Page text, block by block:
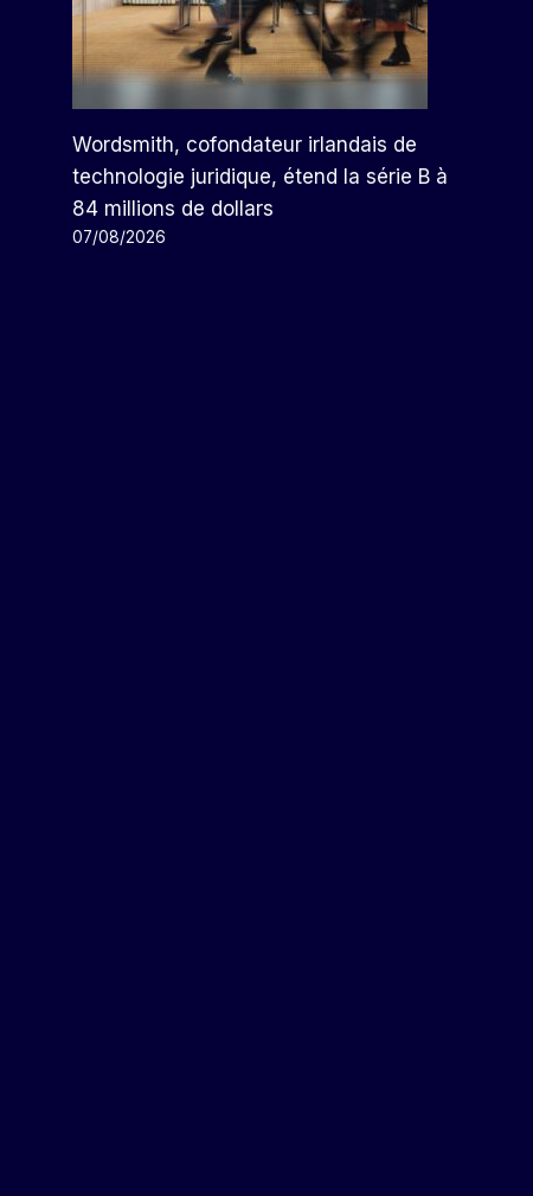
Wordsmith, cofondateur irlandais de
technologie juridique, étend la série B à
84 millions de dollars
07/08/2026